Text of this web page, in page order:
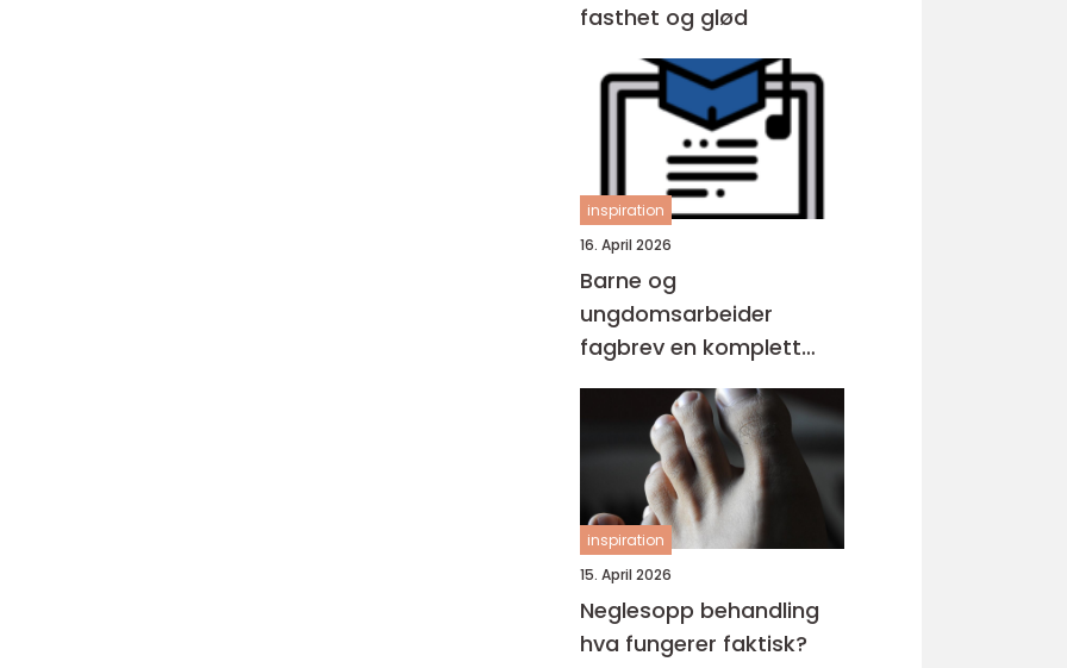
fasthet og glød
inspiration
16. April 2026
Barne og
ungdomsarbeider
fagbrev en komplett
guide for voksne
inspiration
15. April 2026
Neglesopp behandling
hva fungerer faktisk?